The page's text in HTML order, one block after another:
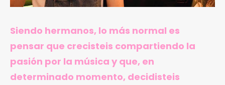
Siendo hermanos, lo más normal es
pensar que crecisteis compartiendo la
pasión por la música y que, en
determinado momento, decidisteis